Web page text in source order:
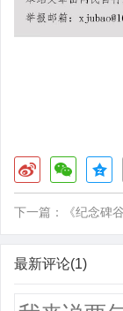
下一篇： 《纪念碑
最新评论(1)